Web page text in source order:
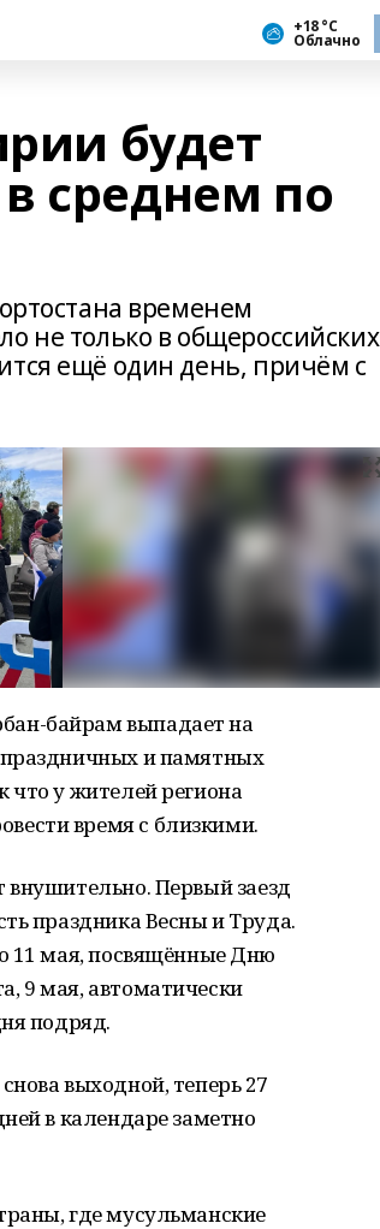
+18 °С
Облачно
будет
среднем по
временем
не только в общероссийских
ещё один день, причём с
байрам выпадает на
праздничных и памятных
что у жителей региона
время с близкими.
внушительно. Первый заезд
праздника Весны и Труда.
11 мая, посвящённые Дню
9 мая, автоматически
подряд.
выходной, теперь 27
в календаре заметно
где мусульманские